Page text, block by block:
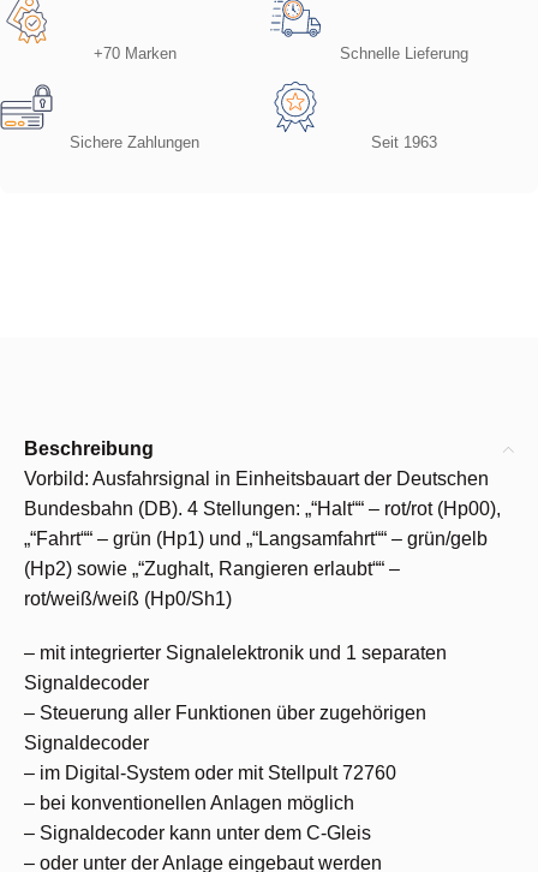
+70 Marken Schnelle Lieferung
Sichere Zahlungen Seit 1963
Beschreibung
Vorbild: Ausfahrsignal in Einheitsbauart der Deutschen
Bundesbahn (DB). 4 Stellungen: „“Halt““ – rot/rot (Hp00),
„“Fahrt““ – grün (Hp1) und „“Langsamfahrt““ – grün/gelb
(Hp2) sowie „“Zughalt, Rangieren erlaubt““ –
rot/weiß/weiß (Hp0/Sh1)
– mit integrierter Signalelektronik und 1 separaten
Signaldecoder
– Steuerung aller Funktionen über zugehörigen
Signaldecoder
– im Digital-System oder mit Stellpult 72760
– bei konventionellen Anlagen möglich
– Signaldecoder kann unter dem C-Gleis
– oder unter der Anlage eingebaut werden